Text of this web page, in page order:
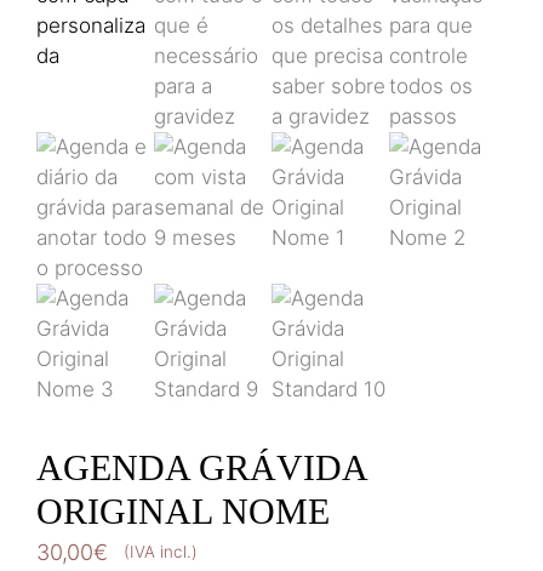
AGENDA GRÁVIDA
ORIGINAL NOME
30,00€ (IVA incl.)